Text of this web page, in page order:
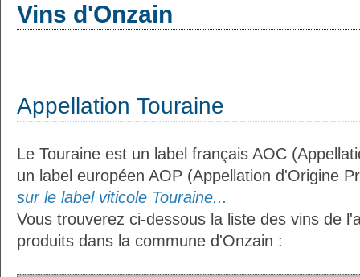
Vins d'Onzain
Appellation Touraine
Le Touraine est un label français AOC
un label européen AOP (Appellation d'Origine
sur le label viticole Touraine...
Vous trouverez ci-dessous la liste des vins de
produits dans la commune d'Onzain :